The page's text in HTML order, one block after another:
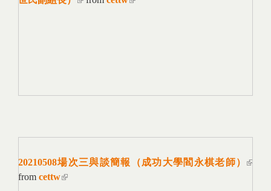
20210508場次三與談簡報（成功大學閻永棋老師）
from cettw(link is external)